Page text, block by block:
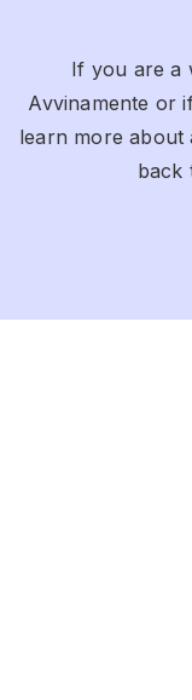
If you are a
Avvinamente or
learn more about
back